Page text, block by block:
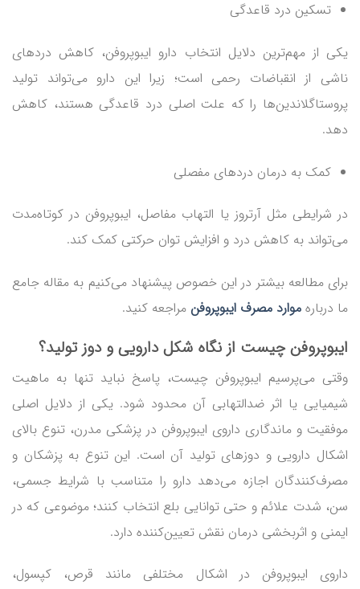
تسکین درد قاعدگی
یکی از مهم‌ترین دلایل انتخاب دارو ایبوپروفن، کاهش دردهای
ناشی از انقباضات رحمی است؛ زیرا این دارو می‌تواند تولید
پروستاگلاندین‌ها را که علت اصلی درد قاعدگی هستند، کاهش
دهد.
کمک به درمان دردهای مفصلی
در شرایطی مثل آرتروز یا التهاب مفاصل، ایبوپروفن در کوتاه‌مدت
می‌تواند به کاهش درد و افزایش توان حرکتی کمک کند.
برای مطالعه بیشتر در این خصوص پیشنهاد می‌کنیم به مقاله جامع
ما درباره موارد مصرف ایبوپروفن مراجعه کنید.
ایبوپروفن چیست از نگاه شکل دارویی و دوز تولید؟
وقتی می‌پرسیم ایبوپروفن چیست، پاسخ نباید تنها به ماهیت
شیمیایی یا اثر ضدالتهابی آن محدود شود. یکی از دلایل اصلی
موفقیت و ماندگاری داروی ایبوپروفن در پزشکی مدرن، تنوع بالای
اشکال دارویی و دوزهای تولید آن است. این تنوع به پزشکان و
مصرف‌کنندگان اجازه می‌دهد دارو را متناسب با شرایط جسمی،
سن، شدت علائم و حتی توانایی بلع انتخاب کنند؛ موضوعی که در
ایمنی و اثربخشی درمان نقش تعیین‌کننده دارد.
داروی ایبوپروفن در اشکال مختلفی مانند قرص، کپسول،